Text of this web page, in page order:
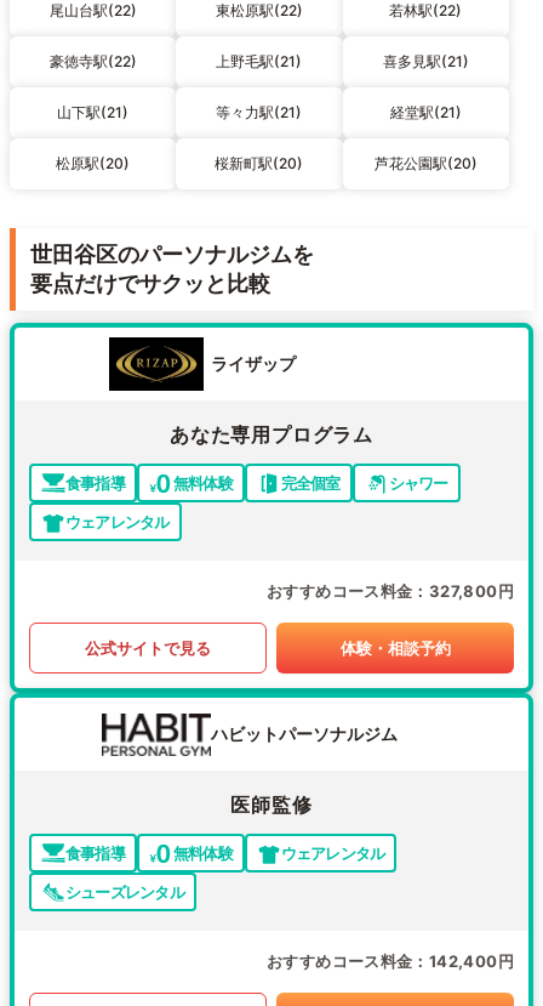
尾山台駅(22) 東松原駅(22) 若林駅(22)
豪徳寺駅(22) 上野毛駅(21) 喜多見駅(21)
山下駅(21) 等々力駅(21) 経堂駅(21)
松原駅(20) 桜新町駅(20) 芦花公園駅(20)
世田谷区のパーソナルジムを
要点だけでサクッと比較
ライザップ
あなた専用プログラム
食事指導 無料体験 完全個室
シャワー
ウェアレンタル
おすすめコース料金 327,800円
公式サイトで見る 体験・相談予約
ハビットパーソナルジム
医師監修
食事指導 無料体験
ウェアレンタル
シューズレンタル
おすすめコース料金 142,400円